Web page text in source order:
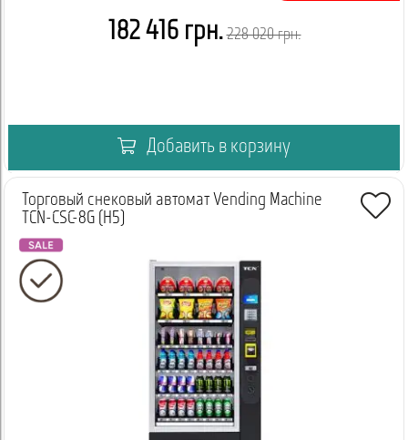
182 416 грн. 228 020 грн.
Добавить в корзину
Торговый снековый автомат Vending Machine
TCN-CSC-8G (H5)